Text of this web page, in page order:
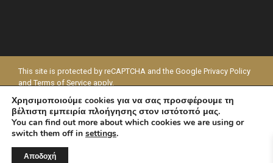
This site is protected by reCAPTCHA and the Google Privacy Policy
and Terms of Service apply.
© 2026 - MODAPELLE
Χρησιμοποιούμε cookies για να σας προσφέρουμε τη
βέλτιστη εμπειρία πλοήγησης στον ιστότοπό μας.
You can find out more about which cookies we are using or
switch them off in settings.
Αποδοχή